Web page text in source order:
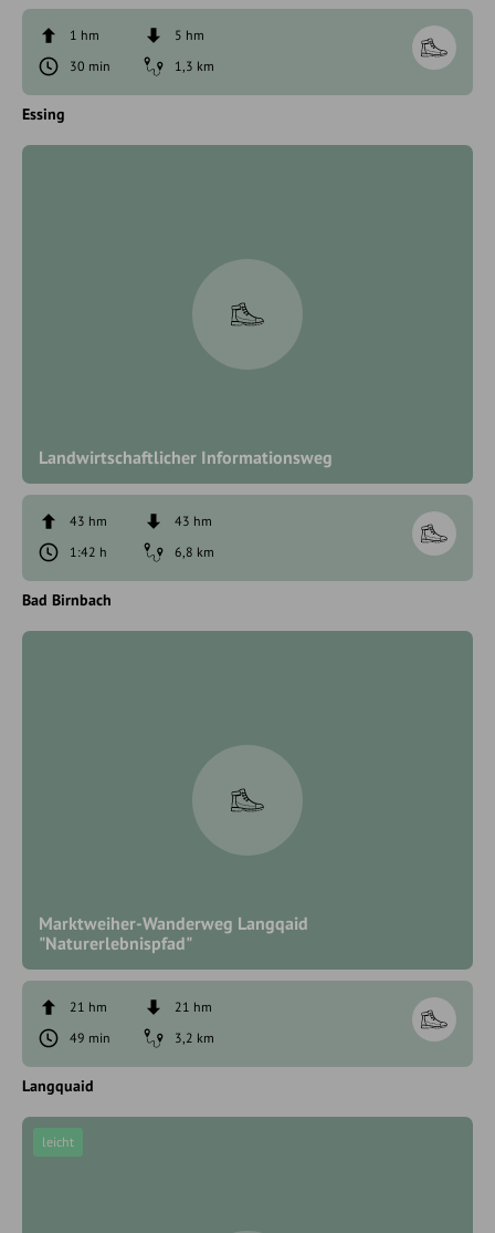
1 hm
5 hm
30 min
1,3 km
Essing
Landwirtschaftlicher Informationsweg
43 hm
43 hm
1:42 h
6,8 km
Bad Birnbach
Marktweiher-Wanderweg Langqaid
"Naturerlebnispfad"
21 hm
21 hm
49 min
3,2 km
Langquaid
leicht